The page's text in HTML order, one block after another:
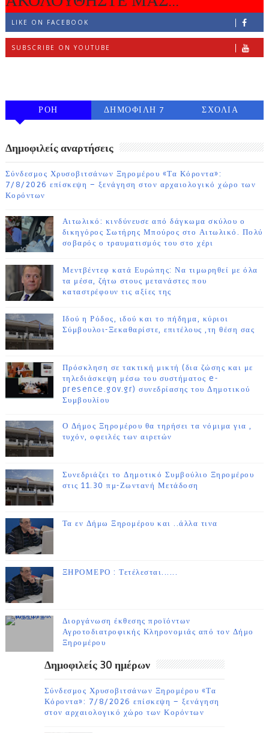
LIKE ON FACEBOOK
SUBSCRIBE ON YOUTUBE
ΡΟΗ
ΔΗΜΟΦΙΛΗ 7
ΣΧΟΛΙΑ
Δημοφιλείς αναρτήσεις
Σύνδεσμος Χρυσοβιτσάνων Ξηρομέρου «Τα Κόροντα»:
7/8/2026 επίσκεψη – ξενάγηση στον αρχαιολογικό χώρο των
Κορόντων
Αιτωλικό: κινδύνευσε από δάγκωμα σκύλου ο
δικηγόρος Σωτήρης Μπούρος στο Αιτωλικό. Πολύ
σοβαρός ο τραυματισμός του στο χέρι
Μεντβέντεφ κατά Ευρώπης: Να τιμωρηθεί με όλα
τα μέσα, ζήτω στους μετανάστες που
καταστρέφουν τις αξίες της
Ιδού η Ρόδος, ιδού και το πήδημα, κύριοι
Σύμβουλοι-Ξεκαθαρίστε, επιτέλους ,τη θέση σας
Πρόσκληση σε τακτική μικτή (δια ζώσης και με
τηλεδιάσκεψη μέσω του συστήματος e-
presence.gov.gr) συνεδρίασης του Δημοτικού
Συμβουλίου
Ο Δήμος Ξηρομέρου θα τηρήσει τα νόμιμα για ,
τυχόν, οφειλές των αιρετών
Συνεδριάζει το Δημοτικό Συμβούλιο Ξηρομέρου
στις 11.30 πμ-Ζωντανή Μετάδοση
Τα εν Δήμω Ξηρομέρου και ..άλλα τινα
ΞΗΡΟΜΕΡΟ : Τετέλεσται......
Διοργάνωση έκθεσης προϊόντων
Αγροτοδιατροφικής Κληρονομιάς από τον Δήμο
Ξηρομέρου
Δημοφιλείς 30 ημέρων
Σύνδεσμος Χρυσοβιτσάνων Ξηρομέρου «Τα
Κόροντα»: 7/8/2026 επίσκεψη – ξενάγηση
στον αρχαιολογικό χώρο των Κορόντων